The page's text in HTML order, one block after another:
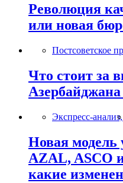
Революция
или новая
Постсоветское
Что стоит за
Экспресс-анализ,
Новая модель
AZAL, ASCO
какие